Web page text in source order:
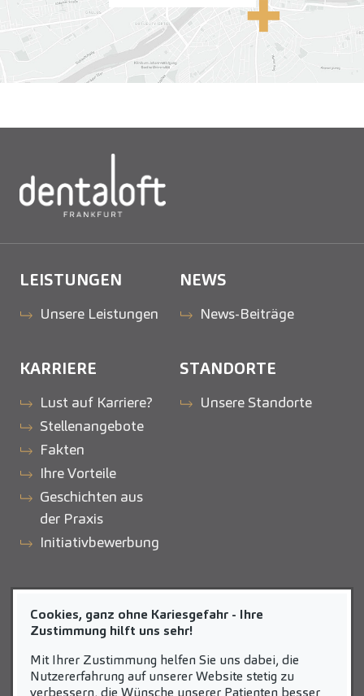
LEISTUNGEN
Unsere Leistungen
NEWS
News-Beiträge
KARRIERE
Lust auf Karriere?
Stellenangebote
Fakten
Ihre Vorteile
Geschichten aus
der Praxis
Initiativbewerbung
STANDORTE
Unsere Standorte
ZAHNEINS
zahneins.com
Cookies, ganz ohne Kariesgefahr - Ihre
Zustimmung hilft uns sehr!
Mit Ihrer Zustimmung helfen Sie uns dabei, die
Nutzererfahrung auf unserer Website stetig zu
verbessern, die Wünsche unserer Patienten besser